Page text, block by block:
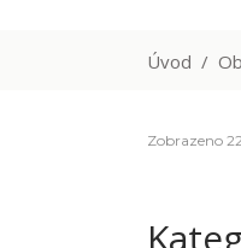
Úvod /
Zobrazeno